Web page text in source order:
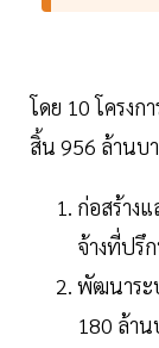
โดย 10 โครงก
สิ้น 956 ล้านบ
ก่อสร้าง
จ้างที่ปรึ
พัฒนาระ
180 ล้า